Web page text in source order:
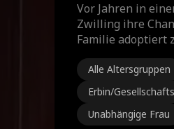
Vor Jahren in
Zwilling ihre
Familie adoptiert
Alle Altersgruppen
Erbin/
Unabhängige Frau